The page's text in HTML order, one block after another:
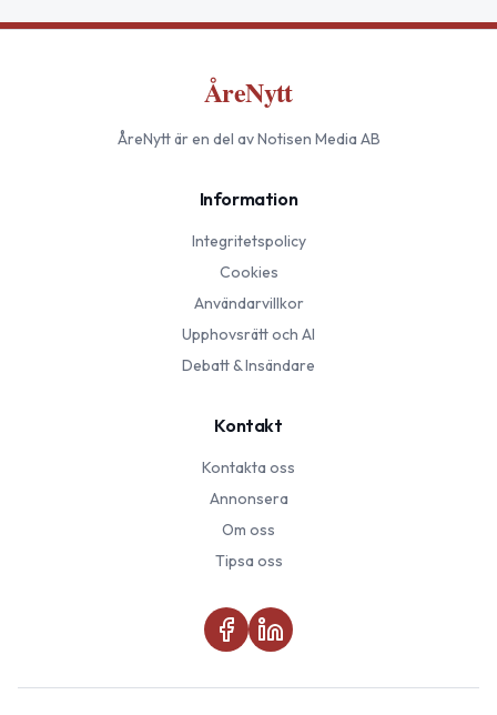
ÅreNytt
ÅreNyttär en del av Notisen Media AB
Information
Integritetspolicy
Cookies
Användarvillkor
Upphovsrätt och AI
Debatt & Insändare
Kontakt
Kontakta oss
Annonsera
Om oss
Tipsa oss